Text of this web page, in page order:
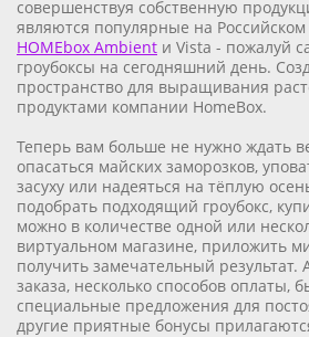
совершенствуя собственную
являются популярные на
HOMEbox Ambient и Vista - пожалуй
гроубоксы на сегодняшний день.
пространство для выращивания
продуктами компании HomeBox.
Теперь вам больше не нужно ждать
опасаться майских заморозков,
засуху или надеяться на тёплую
подобрать подходящий гроубокс,
можно в количестве одной или
виртуальном магазине, приложить
получить замечательный результат.
заказа, несколько способов оплаты,
специальные предложения для
другие приятные бонусы